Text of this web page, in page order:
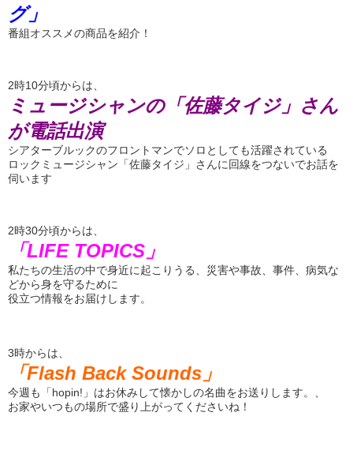
グ」
番組オススメの商品を紹介！
2時10分頃からは、
ミュージシャンの「佐藤タイジ」さん
が電話出演
シアターブルックのフロントマンでソロとしても活躍されている
ロックミュージシャン「佐藤タイジ」さんに回線をつないでお話を
伺います
2時30分頃からは、
「LIFE TOPICS」
私たちの生活の中で身近に起こりうる、災害や事故、事件、病気な
どから身を守るために
役立つ情報をお届けします。
3時からは、
「Flash Back Sounds」
今週も「hopin!」はお休みして懐かしの名曲をお送りします。、
お家やいつもの場所で盛り上がってくださいね！